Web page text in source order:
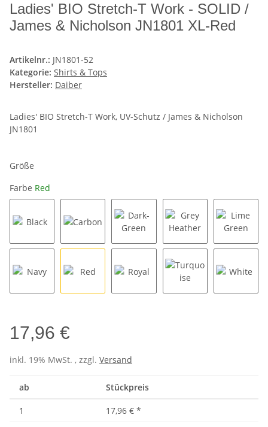
Ladies' BIO Stretch-T Work - SOLID /
James & Nicholson JN1801 XL-Red
Artikelnr.: JN1801-52
Kategorie: Shirts & Tops
Hersteller: Daiber
Ladies' BIO Stretch-T Work, UV-Schutz / James & Nicholson
JN1801
Größe
Farbe Red
Black Carbon Dark-Green Grey HeatherLime
17,96 €
inkl. 19% MwSt. , zzgl. Versand
ab Stückpreis
1 17,96 € *